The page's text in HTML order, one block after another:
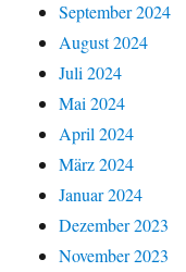
September 2024
August 2024
Juli 2024
Mai 2024
April 2024
März 2024
Januar 2024
Dezember 2023
November 2023